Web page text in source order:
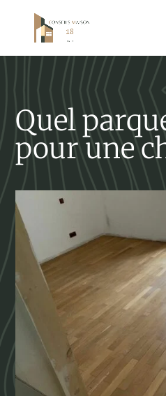
Quel
pour une